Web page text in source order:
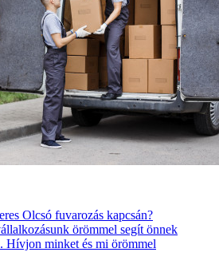
Olcsó fuvarozás kapcsán?
örömmel segít önnek
Hívjon minket és mi örömmel